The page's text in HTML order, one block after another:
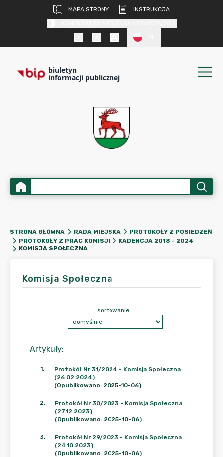
MAPA STRONY
INSTRUKCJA
biuletyn
informacji publicznej
STRONA GŁÓWNA RADA MIEJSKA
PROTOKOŁY Z POSIEDZEŃ
PROTOKOŁY Z PRAC KOMISJI
KADENCJA 2018 - 2024
KOMISJA SPOŁECZNA
Komisja Społeczna
Artykuły:
sortowanie:
1.
Protokół Nr 31/2024 - Komisja Społeczna
(26.02.2024)
(Opublikowano: 2025-10-06)
2.
Protokół Nr 30/2023 - Komisja Społeczna
(27.12.2023)
(Opublikowano: 2025-10-06)
3.
Protokół Nr 29/2023 - Komisja Społeczna
(24.10.2023)
(Opublikowano: 2025-10-06)